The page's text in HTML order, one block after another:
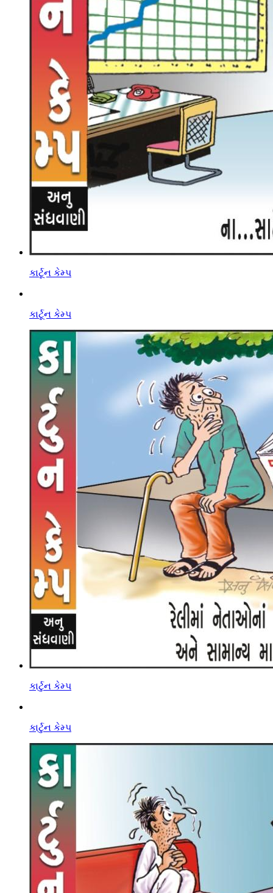
કાર્ટૂન કેમ્પ
કાર્ટૂન કેમ્પ
કાર્ટુન કેમ્પ
કાર્ટુન કેમ્પ